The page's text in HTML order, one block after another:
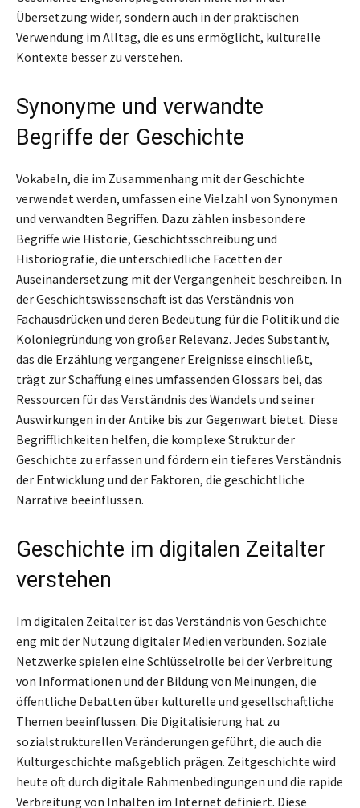
Übersetzung wider, sondern auch in der praktischen
Verwendung im Alltag, die es uns ermöglicht, kulturelle
Kontexte besser zu verstehen.
Synonyme und verwandte
Begriffe der Geschichte
Vokabeln, die im Zusammenhang mit der Geschichte
verwendet werden, umfassen eine Vielzahl von Synonymen
und verwandten Begriffen. Dazu zählen insbesondere
Begriffe wie Historie, Geschichtsschreibung und
Historiografie, die unterschiedliche Facetten der
Auseinandersetzung mit der Vergangenheit beschreiben. In
der Geschichtswissenschaft ist das Verständnis von
Fachausdrücken und deren Bedeutung für die Politik und die
Koloniegründung von großer Relevanz. Jedes Substantiv,
das die Erzählung vergangener Ereignisse einschließt,
trägt zur Schaffung eines umfassenden Glossars bei, das
Ressourcen für das Verständnis des Wandels und seiner
Auswirkungen in der Antike bis zur Gegenwart bietet. Diese
Begrifflichkeiten helfen, die komplexe Struktur der
Geschichte zu erfassen und fördern ein tieferes Verständnis
der Entwicklung und der Faktoren, die geschichtliche
Narrative beeinflussen.
Geschichte im digitalen Zeitalter
verstehen
Im digitalen Zeitalter ist das Verständnis von Geschichte
eng mit der Nutzung digitaler Medien verbunden. Soziale
Netzwerke spielen eine Schlüsselrolle bei der Verbreitung
von Informationen und der Bildung von Meinungen, die
öffentliche Debatten über kulturelle und gesellschaftliche
Themen beeinflussen. Die Digitalisierung hat zu
sozialstrukturellen Veränderungen geführt, die auch die
Kulturgeschichte maßgeblich prägen. Zeitgeschichte wird
heute oft durch digitale Rahmenbedingungen und die rapide
Verbreitung von Inhalten im Internet definiert. Diese